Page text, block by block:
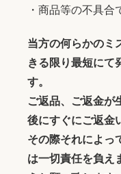
・商品等の不具
当方の何らかのミ
きる限り最短にて
す。
ご返品、ご返金が
後にすぐにご返金
その際それによっ
は一切責任を負え